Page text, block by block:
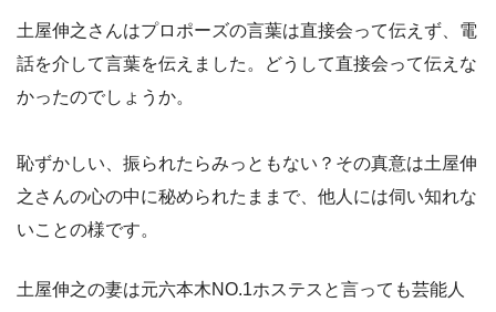
土屋伸之さんはプロポーズの言葉は直接会って伝えず、電
話を介して言葉を伝えました。どうして直接会って伝えな
かったのでしょうか。
恥ずかしい、振られたらみっともない？その真意は土屋伸
之さんの心の中に秘められたままで、他人には伺い知れな
いことの様です。
土屋伸之の妻は元六本木NO.1ホステスと言っても芸能人